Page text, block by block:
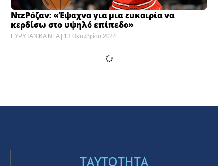
ΝτεΡόζαν: «Έψαχνα για μια ευκαιρία να
κερδίσω στο υψηλό επίπεδο»
ΕΥΡΥΤΑΝΙΚΑ ΝΕΑ 13 Οκτωβρίου 2024